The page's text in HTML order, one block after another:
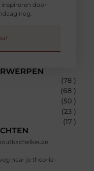
(78 )
(68 )
(50 )
(23 )
(17 )
naar je theorie-
door
nog.